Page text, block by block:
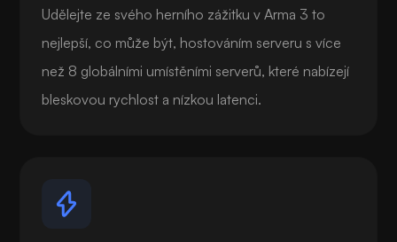
Udělejte ze svého herního zážitku v Arma 3 to
nejlepší, co může být, hostováním serveru s více
než 8 globálními umístěními serverů, které nabízejí
bleskovou rychlost a nízkou latenci.